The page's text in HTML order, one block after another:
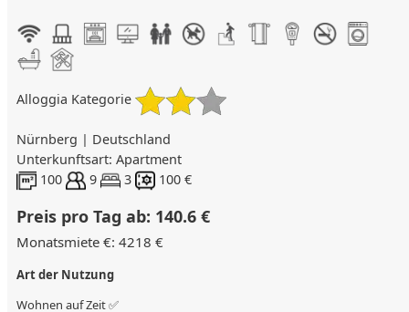
Alloggia Kategorie
Nürnberg | Deutschland
Unterkunftsart: Apartment
100
9 3 100 €
Preis pro Tag ab: 140.6 €
Monatsmiete €: 4218 €
Art der Nutzung
Wohnen auf Zeit ✅